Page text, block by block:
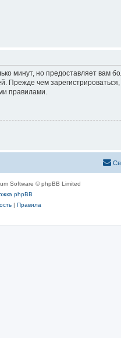
минут, но предоставляет вам
чем
правилами.
Software © phpBB Limited
phpBB
| Правила